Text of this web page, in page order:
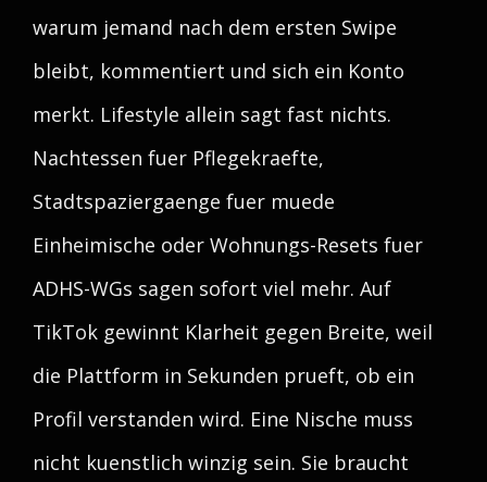
warum jemand nach dem ersten Swipe
bleibt, kommentiert und sich ein Konto
merkt. Lifestyle allein sagt fast nichts.
Nachtessen fuer Pflegekraefte,
Stadtspaziergaenge fuer muede
Einheimische oder Wohnungs-Resets fuer
ADHS-WGs sagen sofort viel mehr. Auf
TikTok gewinnt Klarheit gegen Breite, weil
die Plattform in Sekunden prueft, ob ein
Profil verstanden wird. Eine Nische muss
nicht kuenstlich winzig sein. Sie braucht